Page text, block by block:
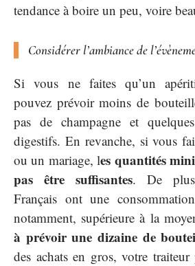
tendance à boire un peu, voire
Considérer l’ambiance de
Si vous ne faites qu’un
pouvez prévoir moins de
pas de champagne et
digestifs. En revanche, si vous
ou un mariage, les quantités
pas être suffisantes. De
Français ont une
notamment, supérieure à la
à prévoir une dizaine de
des achats en gros, votre